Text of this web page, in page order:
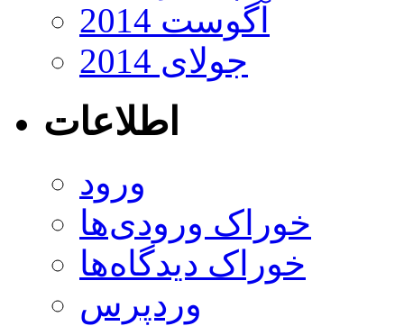
آگوست 2014
جولای 2014
اطلاعات
ورود
خوراک ورودی‌ها
خوراک دیدگاه‌ها
وردپرس